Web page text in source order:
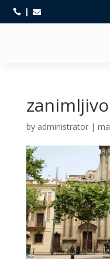
 
by administrator|